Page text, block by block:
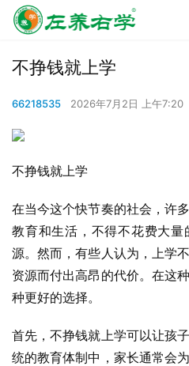
不挣钱就上学
66218535 2026年7月2日 上午7:20
不挣钱就上学
在当今这个快节奏的社会，许
教育和生活，不得不花费大
源。然而，有些人认为，上学
资源而付出高昂的代价。在这
种更好的选择。
首先，不挣钱就上学可以让孩
统的教育体制中，家长通常会